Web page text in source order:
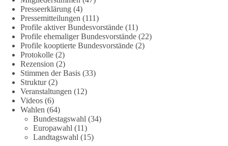
🪧 Mehr Infos und warum auch du dich beteiligen solltest:
http://dieBasis.de/friedensdemo
🟩🟩🟦🟦🟥🟥🟧🟧
Friedensfähig statt kriegstüchtig
Wir stehen für
⚠️ Sofortigen Stopp aller Waffenlieferungen ins Ausland,
zumindest in Kriegsgebiete
⚠️ Beteiligung an humanitärer Hilfe für alle Kriegsopfer
⚠️ Aufruf zum sofortigen Waffenstillstand bzw. zu
Presseerklärung (4)
Pressemitteilungen (111)
Profile aktiver Bundesvorstände (11)
Profile ehemaliger Bundesvorstände (22)
Profile kooptierte Bundesvorstände (2)
Protokolle (2)
Rezension (2)
Stimmen der Basis (33)
Struktur(2)
Veranstaltungen (12)
Videos (6)
Wahlen (64)
Bundestagswahl (34)
Europawahl (11)
Landtagswahl (15)